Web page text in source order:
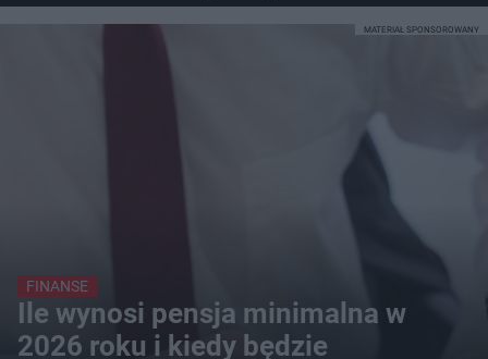
FINANSE
Ile wynosi pensja minimalna w
2026 roku i kiedy będzie
MATERIAŁ SPONSOROWANY